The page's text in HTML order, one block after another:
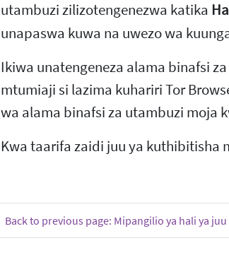
utambuzi zilizotengenezwa katika
unapaswa kuwa na uwezo wa
Ikiwa unatengeneza alama binafsi
mtumiaji si lazima kuhariri Tor
wa alama binafsi za utambuzi moja
Kwa taarifa zaidi juu ya kuthibitisha
Back to previous page: Mipangilio ya hali ya juu